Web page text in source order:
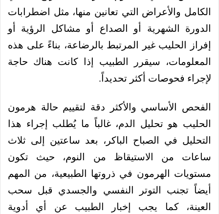
الكامل والأعراض التي تعانين منها، مثل اضطرابات
الدورة الشهرية أو الصداع أو مشاكل الرؤية أو
إفراز الحليب غير المرتبط بالرضاعة، بناءً على هذه
المعلومات، سيقرر الطبيب إذا كانت هناك حاجة
لإجراء فحوصات أكثر تحديداً.
الفحص الأساسي والأكثر دقة لتقييم حالة هرمون
الحليب هو تحليل الدم، غالباً ما يُطلب إجراء هذا
التحليل في الصباح الباكر، بعد ساعتين إلى ثلاث
ساعات من الاستيقاظ من النوم، حيث تكون
مستويات الهرمون في ذروتها الطبيعية، من المهم
أيضاً تجنب التوتر النفسي والجسدي قبل سحب
العينة، كما يجب إخبار الطبيب عن أي أدوية